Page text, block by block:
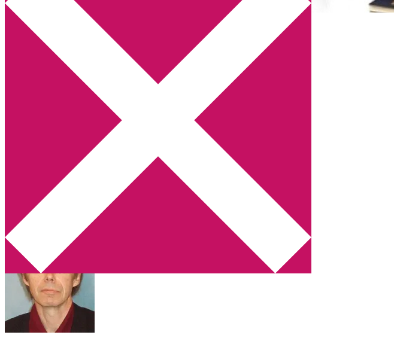
Deckare, kriminalromaner, thrillers
Hem
Boktolva
Författarfemman
Kontakt
Webbshop Amazon
Utskriftscentralen
Min tv-blogg
You are here:Home Archives for Ian Fleming
Jeffery Deaver med licens att skriva James Bond
2010-05-28 Annika